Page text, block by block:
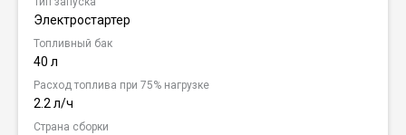
Электростартер
Топливный бак
40 л
Расход топлива при 75% нагрузке
2.2 л/ч
Страна сборки